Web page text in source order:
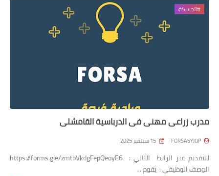
#الحسكة
مدرب زراعي مهني في الدرباسية القامشلي
FORSASYJOP
للتقديم عبر الرابط التالي : https://forms.gle/zmtbVkdgFepQeoyE6
الوصف الوظيفي : يقوم …